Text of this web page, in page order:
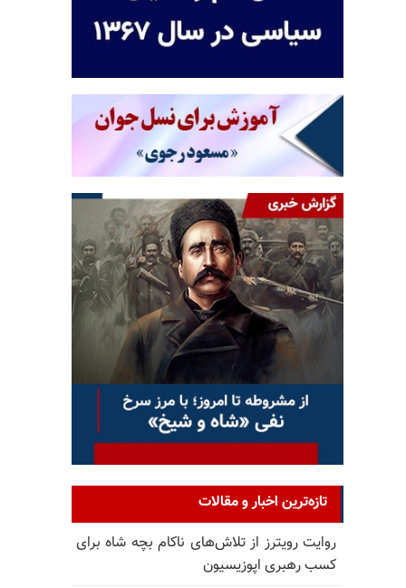
تازه‌ترین اخبار و مقالات
روایت رویترز از تلاش‌های ناکام بچه شاه برای
کسب رهبری اپوزیسیون